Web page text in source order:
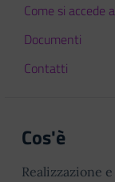
Come si accede
Documenti
Contatti
Cos'è
Realizzazione